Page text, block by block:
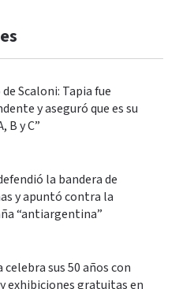
Scaloni: Tapia fue
y aseguró que es su
B y C”
la bandera de
y apuntó contra la
“antiargentina”
celebra sus 50 años con
exhibiciones gratuitas en